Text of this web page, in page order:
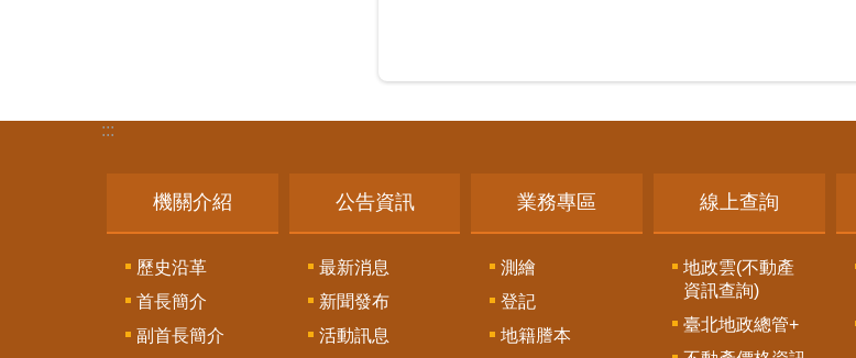
:::
機關介紹
歷史沿革
首長簡介
副首長簡介
公告資訊
最新消息
新聞發布
活動訊息
業務專區
測繪
登記
地籍謄本
線上查詢
地政雲(不動產
資訊查詢)
臺北地政總管+